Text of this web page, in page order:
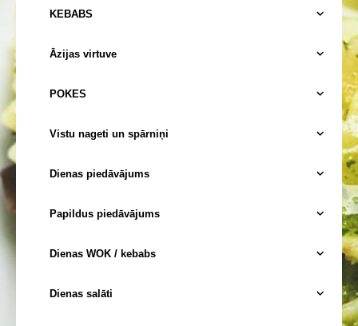
KEBABS
Āzijas virtuve
POKES
Vistu nageti un spārniņi
Dienas piedāvājums
Papildus piedāvājums
Dienas WOK / kebabs
Dienas salāti